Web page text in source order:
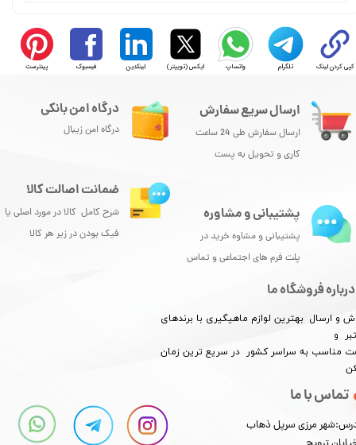
کپی کردن لینک تلگرام واتساپ ایکس (توییتر) لینکدین فیسبوک پینترست
ارسال سریع سفارش
ارسال سفارش طی 24 ساعت
کاری و تحویل به پست
درباره فروشگاه ما
و ارسال بهترین لوازم ماهیگیری با برندهای
و
مناسب به سراسر کشور در سریع ترین زمان
تماس با ما
مرزی سرپل ذهاب
درگاه امن بانکی
درگاه امن زیبال
پشتیبانی و مشاوره
پشتیبانی و مشاوه خرید در
پلت فرم های اجتماعی و تماس
ضمانت اصالت کالا
شرح کامل کالا در مورد اصلی یا
فیک بودن در زیر هر کالا